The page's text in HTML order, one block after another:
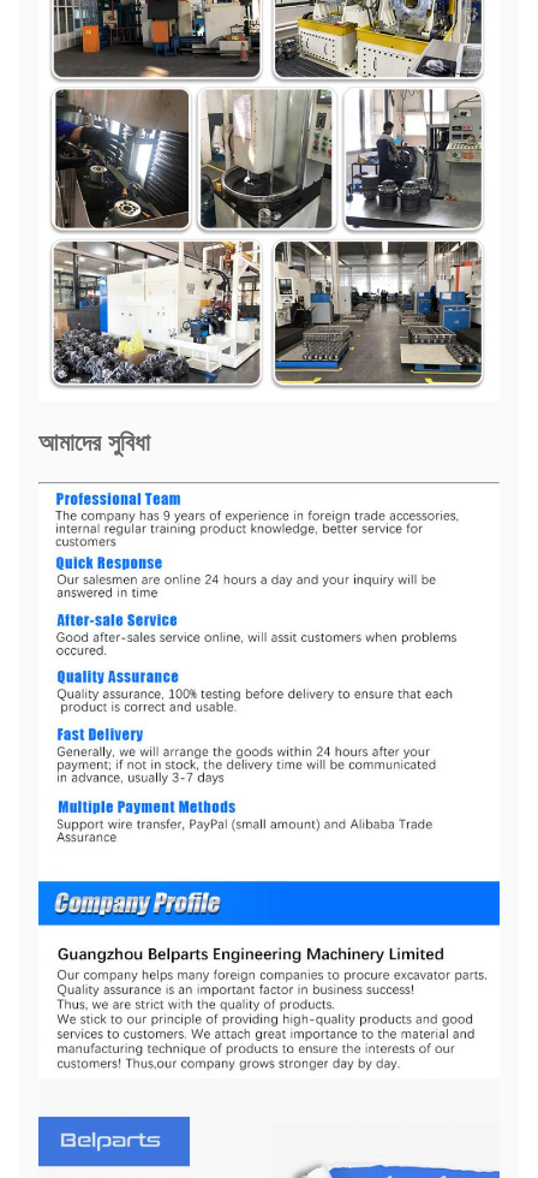
আমাদের সুবিধা